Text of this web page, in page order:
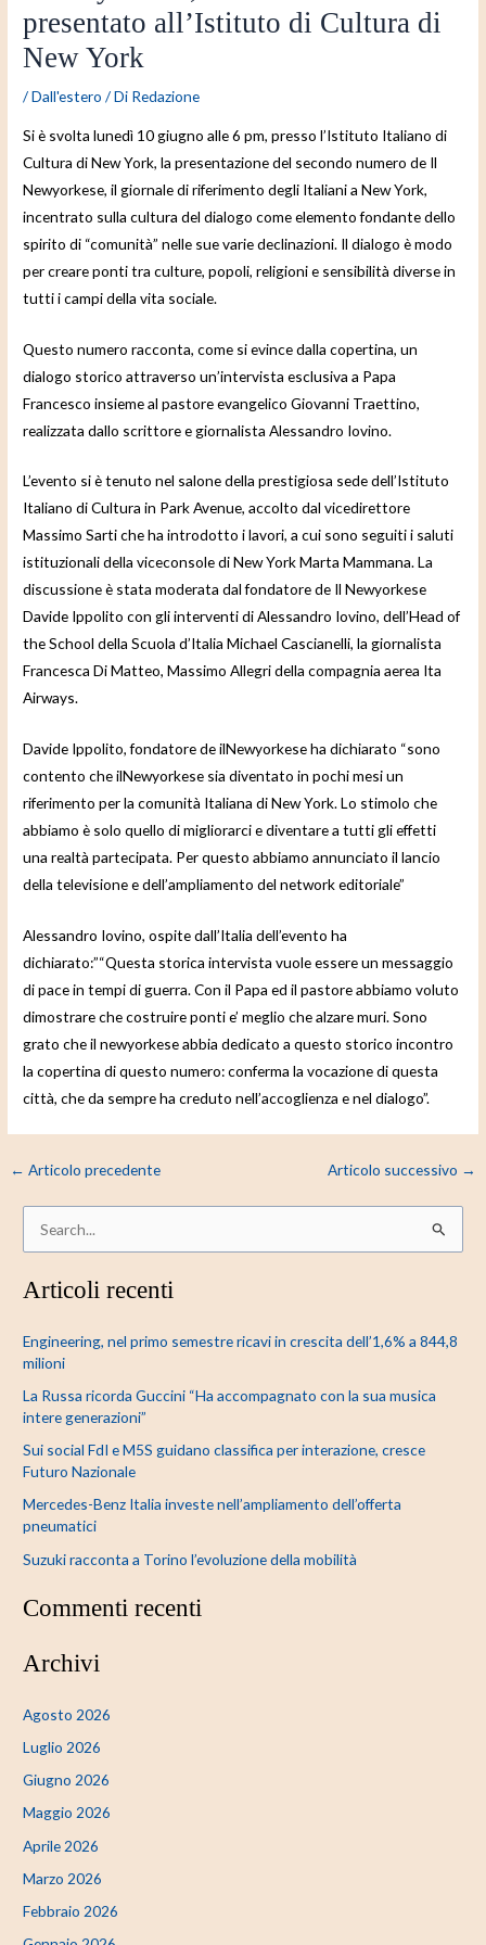
presentato all’Istituto di Cultura di
New York
/Dall'estero / Di Redazione
Si è svolta lunedì 10 giugno alle 6 pm, presso l’Istituto Italiano di
Cultura di New York, la presentazione del secondo numero de Il
Newyorkese, il giornale di riferimento degli Italiani a New York,
incentrato sulla cultura del dialogo come elemento fondante dello
spirito di “comunità” nelle sue varie declinazioni. Il dialogo è modo
per creare ponti tra culture, popoli, religioni e sensibilità diverse in
tutti i campi della vita sociale.
Questo numero racconta, come si evince dalla copertina, un
dialogo storico attraverso un’intervista esclusiva a Papa
Francesco insieme al pastore evangelico Giovanni Traettino,
realizzata dallo scrittore e giornalista Alessandro Iovino.
L’evento si è tenuto nel salone della prestigiosa sede dell’Istituto
Italiano di Cultura in Park Avenue, accolto dal vicedirettore
Massimo Sarti che ha introdotto i lavori, a cui sono seguiti i saluti
istituzionali della viceconsole di New York Marta Mammana. La
discussione è stata moderata dal fondatore de Il Newyorkese
Davide Ippolito con gli interventi di Alessandro Iovino, dell’Head of
the School della Scuola d’Italia Michael Cascianelli, la giornalista
Francesca Di Matteo, Massimo Allegri della compagnia aerea Ita
Airways.
Davide Ippolito, fondatore de ilNewyorkese ha dichiarato “sono
contento che ilNewyorkese sia diventato in pochi mesi un
riferimento per la comunità Italiana di New York. Lo stimolo che
abbiamo è solo quello di migliorarci e diventare a tutti gli effetti
una realtà partecipata. Per questo abbiamo annunciato il lancio
della televisione e dell’ampliamento del network editoriale”
Alessandro Iovino, ospite dall’Italia dell’evento ha
dichiarato:”“Questa storica intervista vuole essere un messaggio
di pace in tempi di guerra. Con il Papa ed il pastore abbiamo voluto
dimostrare che costruire ponti e’ meglio che alzare muri. Sono
grato che il newyorkese abbia dedicato a questo storico incontro
la copertina di questo numero: conferma la vocazione di questa
città, che da sempre ha creduto nell’accoglienza e nel dialogo”.
← Articolo precedente Articolo successivo →
r
a
Articoli recenti
Engineering, nel primo semestre ricavi in crescita dell’1,6% a 844,8
milioni
La Russa ricorda Guccini “Ha accompagnato con la sua musica
intere generazioni”
Sui social FdI e M5S guidano classifica per interazione, cresce
Futuro Nazionale
Mercedes-Benz Italia investe nell’ampliamento dell’offerta
pneumatici
Suzuki racconta a Torino l’evoluzione della mobilità
Commenti recenti
Archivi
Agosto 2026
Luglio 2026
Giugno 2026
Maggio 2026
Aprile 2026
Marzo 2026
Febbraio 2026